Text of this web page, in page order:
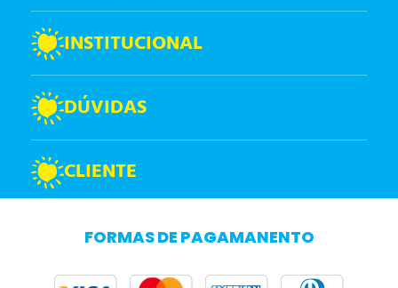
INSTITUCIONAL
DÚVIDAS
CLIENTE
FORMAS DE PAGAMANENTO